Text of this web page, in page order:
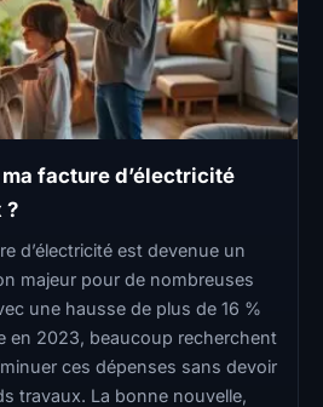
facture d’électricité
?
d’électricité est devenue un
majeur pour de nombreuses
une hausse de plus de 16 %
en 2023, beaucoup recherchent
ces dépenses sans devoir
travaux. La bonne nouvelle,